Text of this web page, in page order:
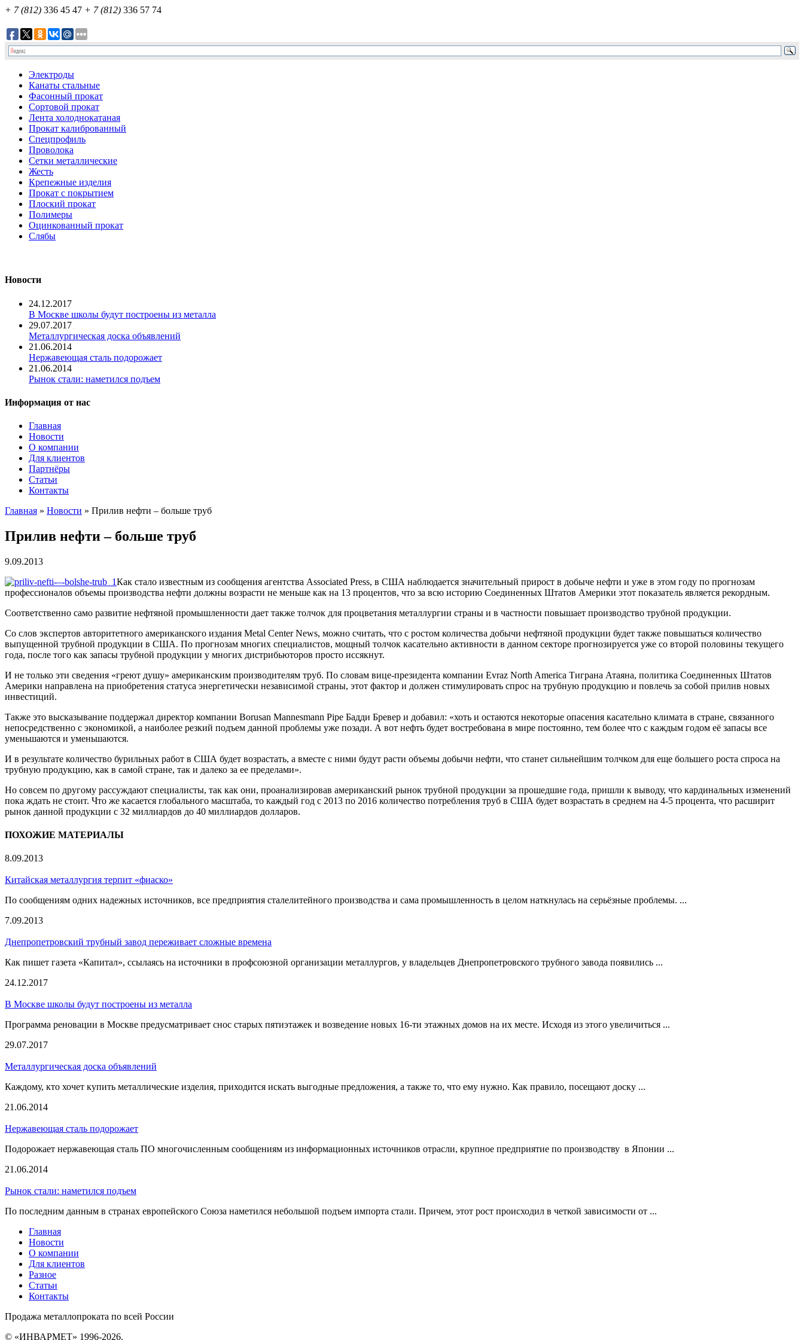
+ 7 (812) 336 45 47 + 7 (812) 336 57 74
Электроды
Канаты стальные
Фасонный прокат
Сортовой прокат
Лента холоднокатаная
Прокат калиброванный
Спецпрофиль
Проволока
Сетки металлические
Жесть
Крепежные изделия
Прокат с покрытием
Плоский прокат
Полимеры
Оцинкованный прокат
Слябы
Новости
24.12.2017
В Москве школы будут построены из металла
29.07.2017
Металлургическая доска объявлений
21.06.2014
Нержавеющая сталь подорожает
21.06.2014
Рынок стали: наметился подъем
Информация от нас
Главная
Новости
О компании
Для клиентов
Партнёры
Статьи
Контакты
Главная » Новости » Прилив нефти – больше труб
Прилив нефти – больше труб
9.09.2013
Как стало известным из сообщения агентства Associated Press, в США наблюдается значительный прирост в добыче нефти и уже в этом году по прогнозам
профессионалов объемы производства нефти должны возрасти не меньше как на 13 процентов, что за всю историю Соединенных Штатов Америки этот показатель является рекордным.
Соответственно само развитие нефтяной промышленности дает также толчок для процветания металлургии страны и в частности повышает производство трубной продукции.
Со слов экспертов авторитетного американского издания Metal Center News, можно считать, что с ростом количества добычи нефтяной продукции будет также повышаться количество
выпущенной трубной продукции в США. По прогнозам многих специалистов, мощный толчок касательно активности в данном секторе прогнозируется уже со второй половины текущего
года, после того как запасы трубной продукции у многих дистрибьюторов просто иссякнут.
И не только эти сведения «греют душу» американским производителям труб. По словам вице-президента компании Evraz North America Тиграна Атаяна, политика Соединенных Штатов
Америки направлена на приобретения статуса энергетически независимой страны, этот фактор и должен стимулировать спрос на трубную продукцию и повлечь за собой прилив новых
инвестиций.
Также это высказывание поддержал директор компании Borusan Mannesmann Pipe Бадди Бревер и добавил: «хоть и остаются некоторые опасения касательно климата в стране, связанного
непосредственно с экономикой, а наиболее резкий подъем данной проблемы уже позади. А вот нефть будет востребована в мире постоянно, тем более что с каждым годом её запасы все
уменьшаются и уменьшаются.
И в результате количество бурильных работ в США будет возрастать, а вместе с ними будут расти объемы добычи нефти, что станет сильнейшим толчком для еще большего роста спроса на
трубную продукцию, как в самой стране, так и далеко за ее пределами».
Но совсем по другому рассуждают специалисты, так как они, проанализировав американский рынок трубной продукции за прошедшие года, пришли к выводу, что кардинальных изменений
пока ждать не стоит. Что же касается глобального масштаба, то каждый год с 2013 по 2016 количество потребления труб в США будет возрастать в среднем на 4-5 процента, что расширит
рынок данной продукции с 32 миллиардов до 40 миллиардов долларов.
ПОХОЖИЕ МАТЕРИАЛЫ
8.09.2013
Китайская металлургия терпит «фиаско»
По сообщениям одних надежных источников, все предприятия сталелитейного производства и сама промышленность в целом наткнулась на серьёзные проблемы. ...
7.09.2013
Днепропетровский трубный завод переживает сложные времена
Как пишет газета «Капитал», ссылаясь на источники в профсоюзной организации металлургов, у владельцев Днепропетровского трубного завода появились ...
24.12.2017
В Москве школы будут построены из металла
Программа реновации в Москве предусматривает снос старых пятиэтажек и возведение новых 16-ти этажных домов на их месте. Исходя из этого увеличиться ...
29.07.2017
Металлургическая доска объявлений
Каждому, кто хочет купить металлические изделия, приходится искать выгодные предложения, а также то, что ему нужно. Как правило, посещают доску ...
21.06.2014
Нержавеющая сталь подорожает
Подорожает нержавеющая сталь ПО многочисленным сообщениям из информационных источников отрасли, крупное предприятие по производству в Японии ...
21.06.2014
Рынок стали: наметился подъем
По последним данным в странах европейского Союза наметился небольшой подъем импорта стали. Причем, этот рост происходил в четкой зависимости от ...
Главная
Новости
О компании
Для клиентов
Разное
Статьи
Контакты
Продажа металлопроката по всей России
© «ИНВАРМЕТ» 1996-2026.